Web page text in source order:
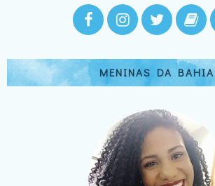
MENINAS DA BAHIA